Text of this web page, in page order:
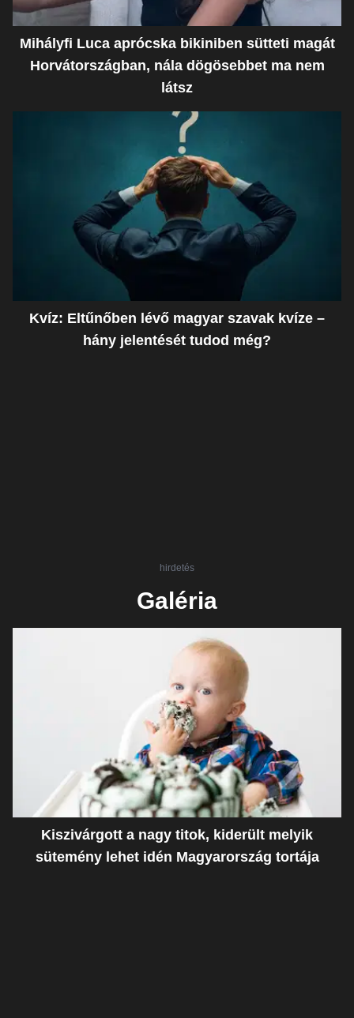
Mihályfi Luca aprócska bikiniben sütteti magát
Horvátországban, nála dögösebbet ma nem
látsz
Kvíz: Eltűnőben lévő magyar szavak kvíze –
hány jelentését tudod még?
hirdetés
Galéria
Kiszivárgott a nagy titok, kiderült melyik
sütemény lehet idén Magyarország tortája